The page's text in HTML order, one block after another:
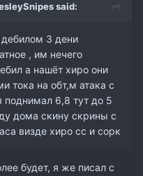
said:
3 дени
, им нечего
а нашёт хиро они
тока на обт,м атака с
поднимал 6,8 тут до 5
дома скину скрины с
визде хиро сс и сорк
будет, я же писал с